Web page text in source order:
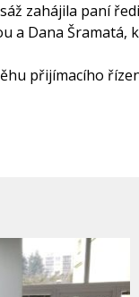
zahájila paní
Dana
přijímacího